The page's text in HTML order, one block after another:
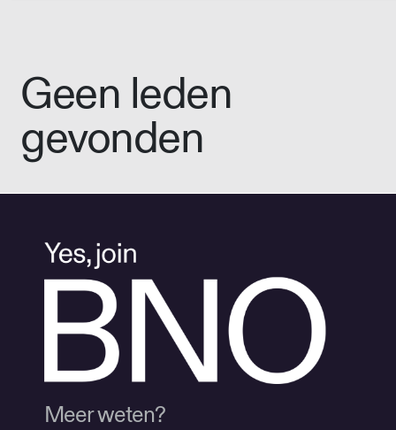
Geen leden
gevonden
Meer weten?